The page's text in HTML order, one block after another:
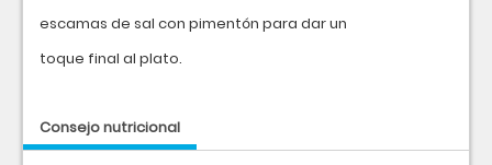
escamas de sal con pimentón para dar un
toque final al plato.
Consejo nutricional